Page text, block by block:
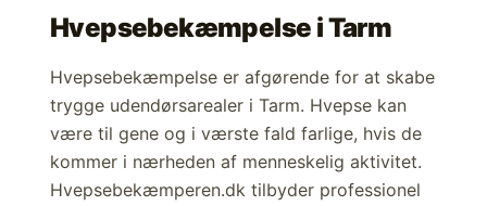
Hvepsebekæmpelse iTarm
Hvepsebekæmpelse er afgørende for at skabe
trygge udendørsarealer i Tarm. Hvepse kan
være til gene og i værste fald farlige, hvis de
kommer i nærheden af menneskelig aktivitet.
Hvepsebekæmperen.dk tilbyder professionel